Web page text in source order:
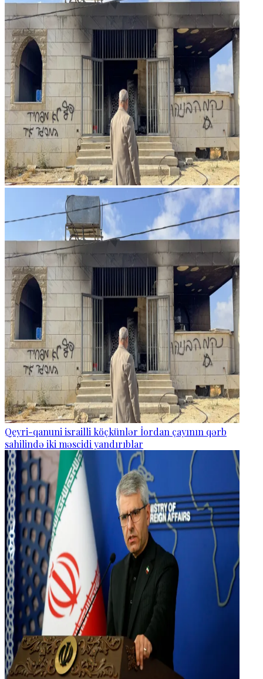
Qeyri-qanuni israilli köçkünlər İordan çayının qərb
sahilində iki məscidi yandırıblar